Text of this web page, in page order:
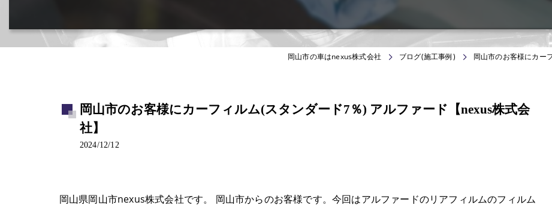
カー用品取付･車販売･買取(ﾄﾞﾗﾚｺ･ﾅﾋﾞ等)
岡山市の車はnexus株式会社 ブログ(施工事例) 岡山市のお客様にカー
岡山市のお客様にカーフィルム(スタンダード7％) アルファード【nexus株式会
社】
2024/12/12
岡山県岡山市nexus株式会社です。 岡山市からのお客様です。今回はアルファードのリアフィルムのフィルム